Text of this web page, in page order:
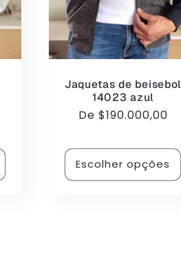
Jaquetas de beisebol
14023 azul
Preço
De $190.000,00
Escolher opções